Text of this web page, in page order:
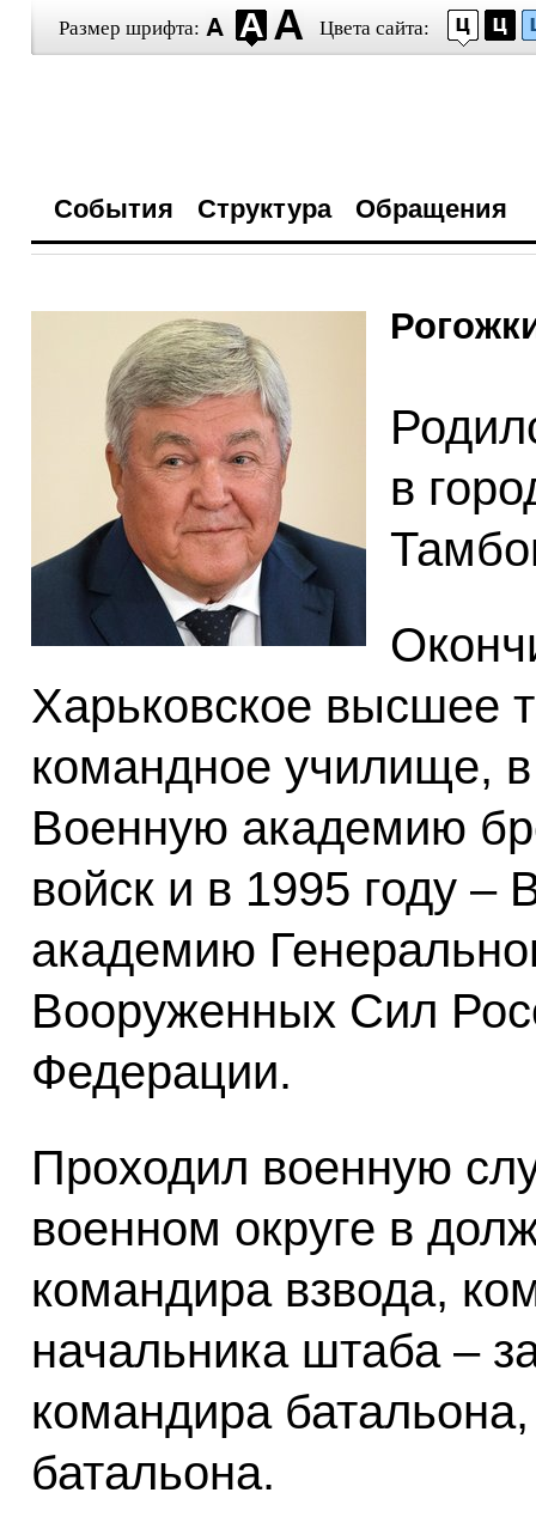
Размер шрифта: Цвета сайта:
События Структура Обращения
в
Харьковское высшее
командное училище, в
Военную академию
войск и в 1995 году –
академию
Вооруженных Сил
Федерации.
Проходил военную
военном округе в
командира взвода,
начальника штаба –
командира
батальона.